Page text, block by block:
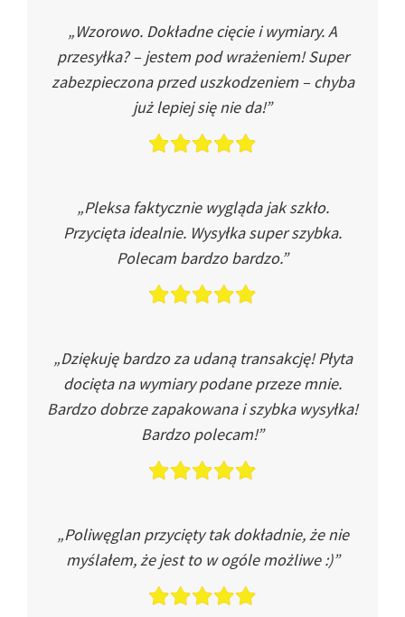
„Wzorowo. Dokładne cięcie i wymiary. A
przesyłka? – jestem pod wrażeniem! Super
zabezpieczona przed uszkodzeniem – chyba
już lepiej się nie da!”
„Pleksa faktycznie wygląda jak szkło.
Przycięta idealnie. Wysyłka super szybka.
Polecam bardzo bardzo.”
„Dziękuję bardzo za udaną transakcję! Płyta
docięta na wymiary podane przeze mnie.
Bardzo dobrze zapakowana i szybka wysyłka!
Bardzo polecam!”
„Poliwęglan przycięty tak dokładnie, że nie
myślałem, że jest to w ogóle możliwe :)”